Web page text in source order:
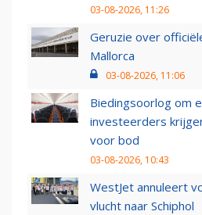
03-08-2026, 11:26
Geruzie over
Mallorca
03-08-2026, 11:06
Biedingsoorlog om
investeerders
voor bod
03-08-2026, 10:43
WestJet annuleert
vlucht naar Schiphol